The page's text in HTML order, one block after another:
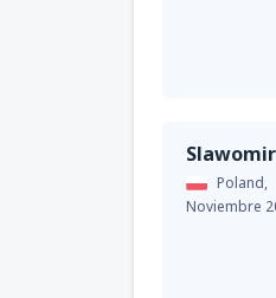
Slawomir
Poland,
Noviembre